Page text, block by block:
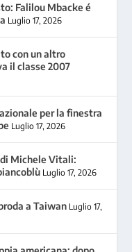
Falilou Mbacke é
Luglio 17, 2026
con un altro
il classe 2007
per la finestra
Luglio 17, 2026
Michele Vitali:
Luglio 17, 2026
a Taiwan Luglio 17,